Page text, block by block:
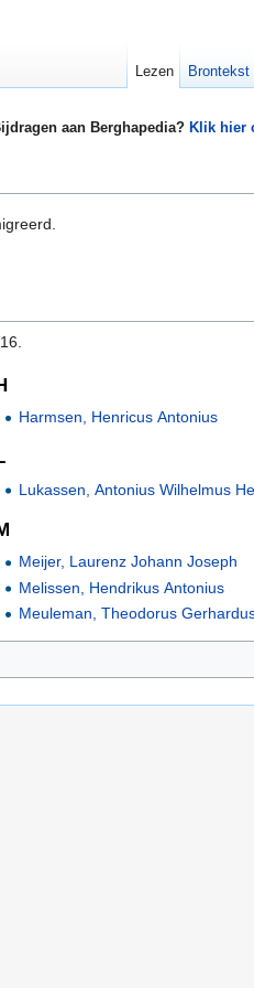
aan Berghapedia? Klik hier
Harmsen, Henricus Antonius
Lukassen, Antonius Wilhelmus
Meijer, Laurenz Johann Joseph
Melissen, Hendrikus Antonius
Meuleman, Theodorus
Lezen Brontekst